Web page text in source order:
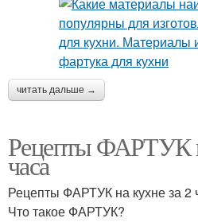
читать дальше →
Рецепты ФАРТУК
часа
Рецепты ФАРТУК на кухне за 2
Что такое ФАРТУК?